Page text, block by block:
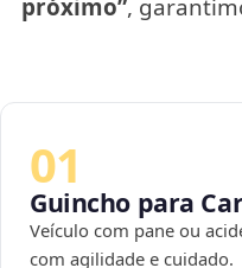
próximo”,
01
Guincho para
Veículo com pane ou
com agilidade e cuidado.